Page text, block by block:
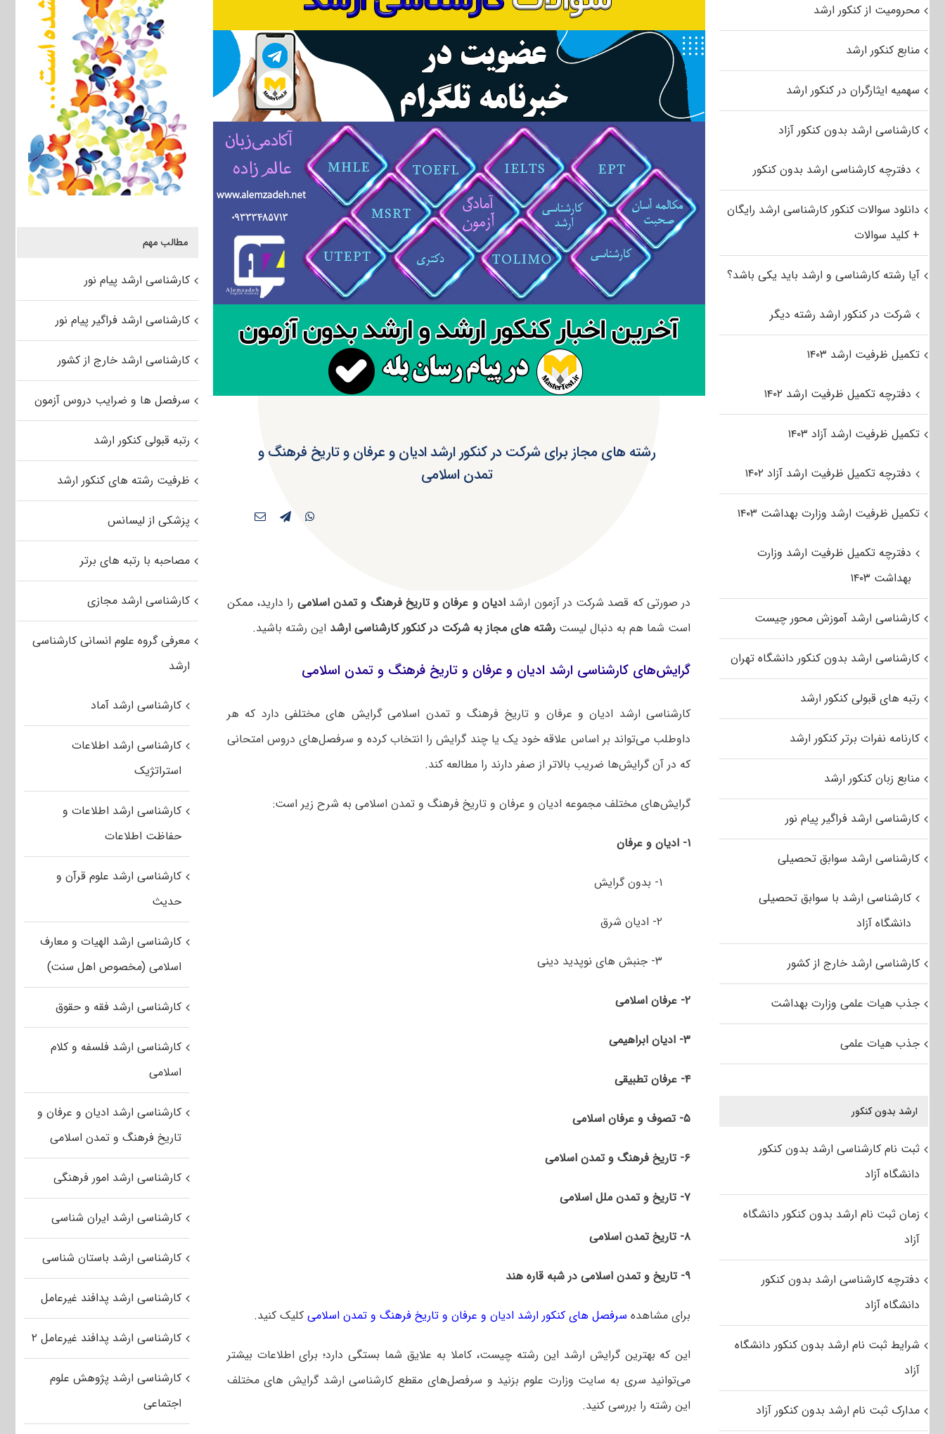
رشته های مجاز برای شرکت در کنکور ارشد ادیان و عرفان و تاریخ فرهنگ و
تمدن اسلامی
در صورتی که قصد شرکت در آزمون ارشدادیان و عرفان و تاریخ فرهنگ و تمدن اسلامی را دارید، ممکن
است شما هم به دنبال لیست رشته های مجاز به شرکت در کنکور کارشناسی ارشد این رشته باشید.
گرایش‌های کارشناسی ارشد ادیان و عرفان و تاریخ فرهنگ و تمدن اسلامی
کارشناسی ارشد ادیان و عرفان و تاریخ فرهنگ و تمدن اسلامی گرایش های مختلفی دارد که هر
داوطلب می‌تواند بر اساس علاقه خود یک یا چند گرایش را انتخاب کرده و سرفصل‌های دروس امتحانی
که در آن گرایش‌ها ضریب بالاتر از صفر دارند را مطالعه کند.
گرایش‌های مختلف مجموعه ادیان و عرفان و تاریخ فرهنگ و تمدن اسلامی به شرح زیر است:
۱- ادیان و عرفان
۱- بدون گرایش
۲- ادیان شرق
۳- جنبش های نوپدید دینی
۲- عرفان اسلامی
۳- ادیان ابراهیمی
۴- عرفان تطبیقی
۵- تصوف و عرفان اسلامی
۶- تاریخ فرهنگ و تمدن اسلامی
۷- تاریخ و تمدن ملل اسلامی
۸- تاریخ تمدن اسلامی
۹- تاریخ و تمدن اسلامی در شبه قاره هند
برای مشاهده سرفصل های کنکور ارشد ادیان و عرفان و تاریخ فرهنگ و تمدن اسلامیکلیک کنید.
این که بهترین گرایش ارشد این رشته چیست، کاملا به علایق شما بستگی دارد؛ برای اطلاعات بیشتر
می‌توانید سری به سایت وزارت علوم بزنید و سرفصل‌های مقطع کارشناسی ارشد گرایش های مختلف
این رشته را بررسی کنید.
مطالب مهم
کارشناسی ارشد پیام نور
کارشناسی ارشد فراگیر پیام نور
کارشناسی ارشد خارج از کشور
سرفصل ها و ضرایب دروس آزمون
رتبه قبولی کنکور ارشد
ظرفیت رشته های کنکور ارشد
پزشکی از لیسانس
مصاحبه با رتبه های برتر
کارشناسی ارشد مجازی
معرفی گروه علوم انسانی کارشناسی
ارشد
کارشناسی ارشد آماد
کارشناسی ارشد اطلاعات
استراتژیک
کارشناسی ارشد اطلاعات و
حفاظت اطلاعات
کارشناسی ارشد علوم قرآن و
حدیث
کارشناسی ارشد الهیات و معارف
اسلامی (مخصوص اهل سنت)
کارشناسی ارشد فقه و حقوق
کارشناسی ارشد فلسفه و کلام
اسلامی
کارشناسی ارشد ادیان و عرفان و
تاریخ فرهنگ و تمدن اسلامی
کارشناسی ارشد امور فرهنگی
کارشناسی ارشد ایران شناسی
کارشناسی ارشد باستان شناسی
کارشناسی ارشد پدافند غیرعامل
کارشناسی ارشد پدافند غیرعامل ۲
کارشناسی ارشد پژوهش علوم
اجتماعی
محرومیت از کنکور ارشد
منابع کنکور ارشد
سهمیه ایثارگران در کنکور ارشد
کارشناسی ارشد بدون کنکور آزاد
دفترچه کارشناسی ارشد بدون کنکور
دانلود سوالات کنکور کارشناسی ارشد رایگان
+ کلید سوالات
آیا رشته کارشناسی و ارشد باید یکی باشد؟
شرکت در کنکور ارشد رشته دیگر
تکمیل ظرفیت ارشد ۱۴۰۳
دفترچه تکمیل ظرفیت ارشد ۱۴۰۲
تکمیل ظرفیت ارشد آزاد ۱۴۰۳
دفترچه تکمیل ظرفیت ارشد آزاد ۱۴۰۲
تکمیل ظرفیت ارشد وزارت بهداشت ۱۴۰۳
دفترچه تکمیل ظرفیت ارشد وزارت
بهداشت ۱۴۰۳
کارشناسی ارشد آموزش محور چیست
کارشناسی ارشد بدون کنکور دانشگاه تهران
رتبه های قبولی کنکور ارشد
کارنامه نفرات برتر کنکور ارشد
منابع زبان کنکور ارشد
کارشناسی ارشد فراگیر پیام نور
کارشناسی ارشد سوابق تحصیلی
کارشناسی ارشد با سوابق تحصیلی
دانشگاه آزاد
کارشناسی ارشد خارج از کشور
جذب هیات علمی وزارت بهداشت
جذب هیات علمی
ارشد بدون کنکور
ثبت نام کارشناسی ارشد بدون کنکور
دانشگاه آزاد
زمان ثبت نام ارشد بدون کنکور دانشگاه
آزاد
دفترچه کارشناسی ارشد بدون کنکور
دانشگاه آزاد
شرایط ثبت نام ارشد بدون کنکور دانشگاه
آزاد
مدارک ثبت نام ارشد بدون کنکور آزاد